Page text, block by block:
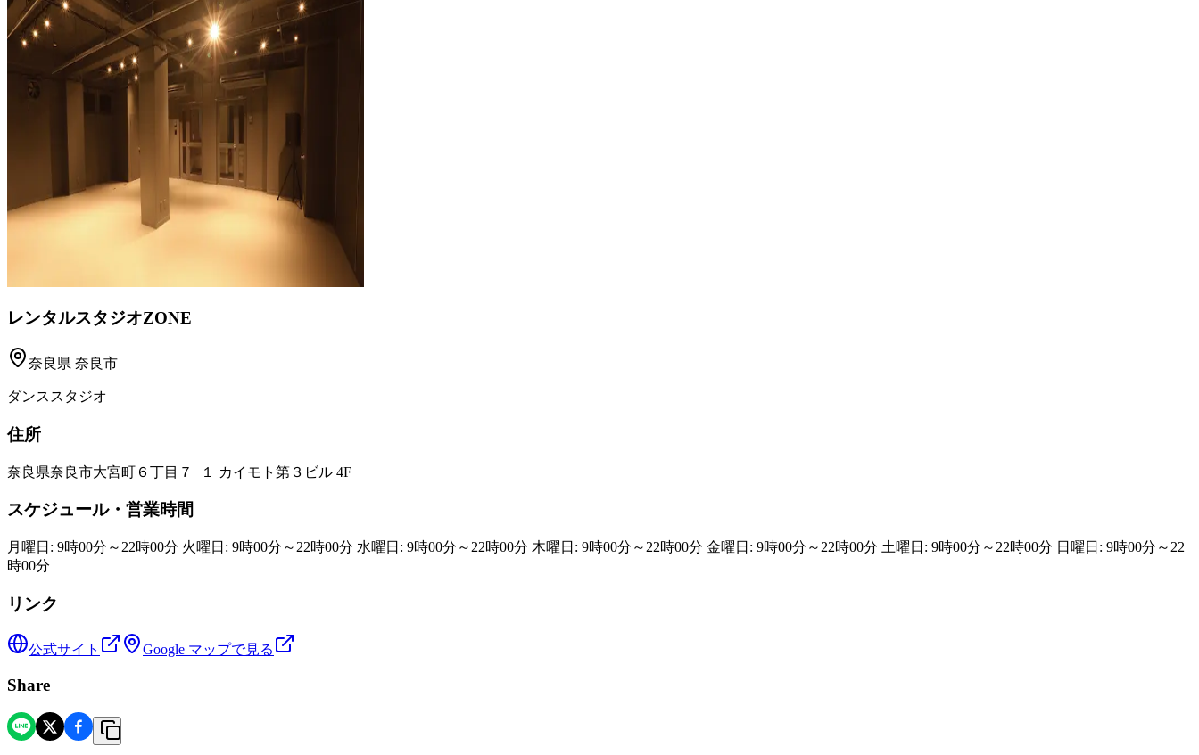
レンタルスタジオZONE
奈良県 奈良市
ダンススタジオ
住所
奈良県奈良市大宮町６丁目７−１ カイモト第３ビル 4F
スケジュール・営業時間
月曜日: 9時00分～22時00分 火曜日: 9時00分～22時00分 水曜日: 9時00分～22時00分 木曜日: 9時00分～22時00分 金曜日: 9時00分～22時00分 土曜日: 9時00分～22時00分 日曜日: 9時00分～22
時00分
リンク
公式サイト Google マップで見る
Share